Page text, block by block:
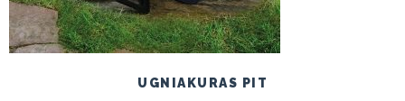
UGNIAKURAS PIT